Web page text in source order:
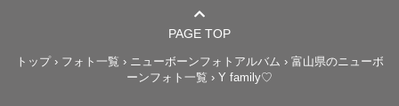
着物を着れくれずに
PAGE TOP
トップ› フォト一覧 › ニューボーンフォトアルバム › 富山県のニューボ
ーンフォト一覧 › Y family♡